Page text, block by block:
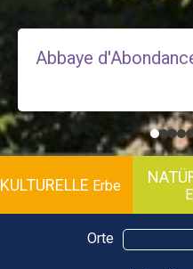
Abbaye
KULTURELLE Erbe
Orte